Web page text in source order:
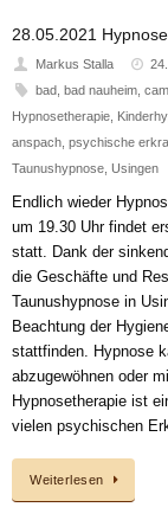
28.05.2021
Markus Stalla
bad, bad nauheim,
Hypnosetherapie
anspach psychische
Taunushypnose Usingen
Endlich wieder
um 19.30 Uhr findet
statt. Dank der
die Geschäfte und
Taunushypnose in
Beachtung der
stattfinden. Hypnose
abzugewöhnen oder
Hypnosetherapie ist
vielen psychischen
Weiterlesen